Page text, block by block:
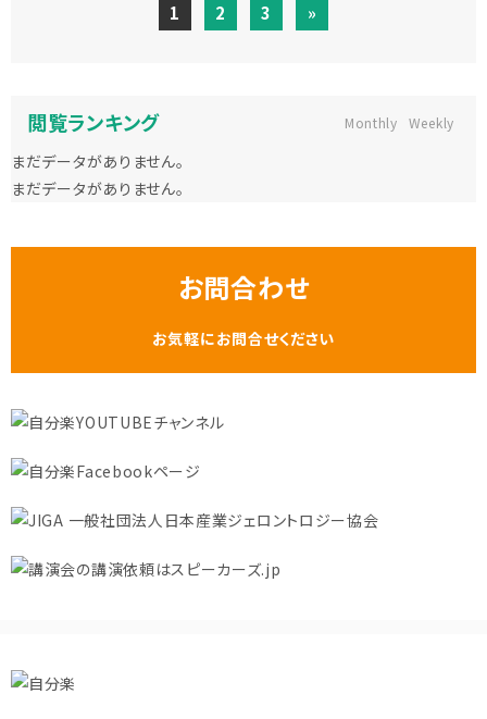
1 2 3 »
閲覧ランキング Monthly Weekly
まだデータがありません。
まだデータがありません。
お問合わせ
お気軽にお問合せください